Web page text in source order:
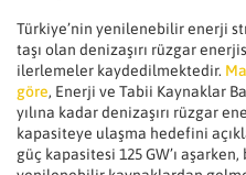
Türkiye’nin yenilenebilir enerji
taşı olan denizaşırı rüzgar
ilerlemeler kaydedilmektedir.
göre, Enerji ve Tabii Kaynaklar
yılına kadar denizaşırı rüzgar
kapasiteye ulaşma hedefini
güç kapasitesi 125 GW’ı